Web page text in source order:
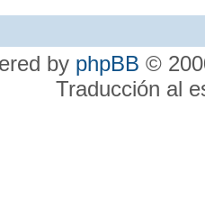
by phpBB ©
Traducción al